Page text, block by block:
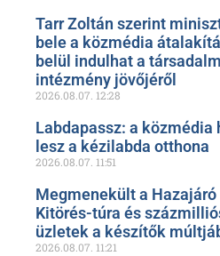
Tarr Zoltán szerint
bele a közmédia
belül indulhat a
intézmény jövőjéről
2026.08.07. 12:28
Labdapassz: a közmédia
lesz a kézilabda otthona
2026.08.07. 11:51
Megmenekült a
Kitörés-túra és
üzletek a készítők
2026.08.07. 11:21